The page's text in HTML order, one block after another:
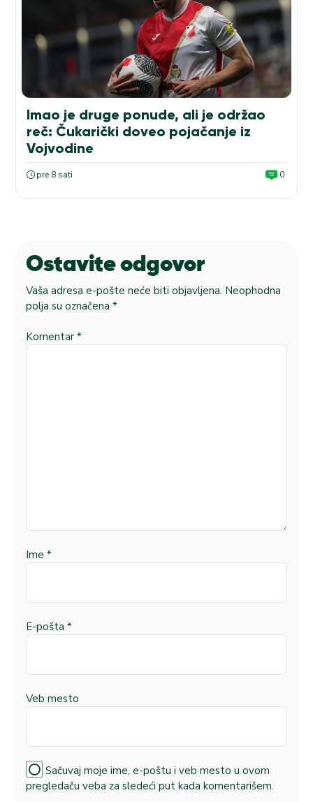
Imao je druge ponude, ali je održao
reč: Čukarički doveo pojačanje iz
Vojvodine
pre 8 sati 0
Ostavite odgovor
Vaša adresa e-pošte neće biti objavljena. Neophodna
polja su označena *
Komentar *
Ime *
E-pošta *
Veb mesto
Sačuvaj moje ime, e-poštu i veb mesto u ovom
pregledaču veba za sledeći put kada komentarišem.